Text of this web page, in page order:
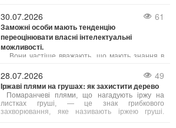
обмеження щодо 50% квоти на бронювання. В
такому випадку підприємство має законне право
оформити відтермінування мобілізації саме для
цього співробітника.
30.07.2026 61
Заможні особи мають тенденцію
переоцінювати власні інтелектуальні
можливості.
Вони частіше вважають, що мають знання в
вони схильні переоцінювати швидше, ніж
недооцінювати.
28.07.2026 49
Іржаві плями на грушах: як захистити дерево
Помаранчеві плями, що нагадують іржу на
листках груші, — це знак грибкового
захворювання, яке називають іржею груші.